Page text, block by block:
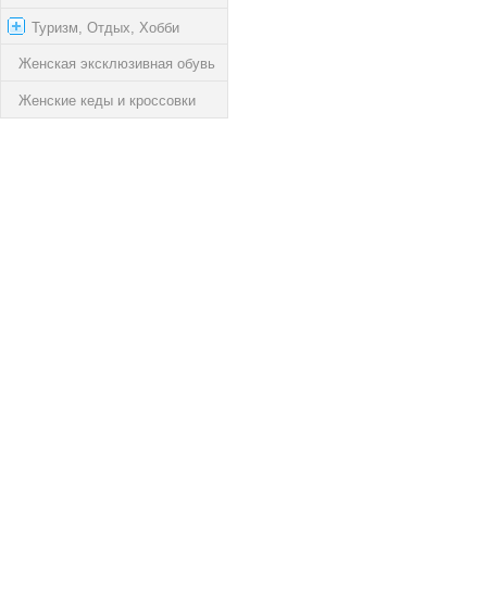
Туризм, Отдых, Хобби
Женская эксклюзивная обувь
Женские кеды и кроссовки